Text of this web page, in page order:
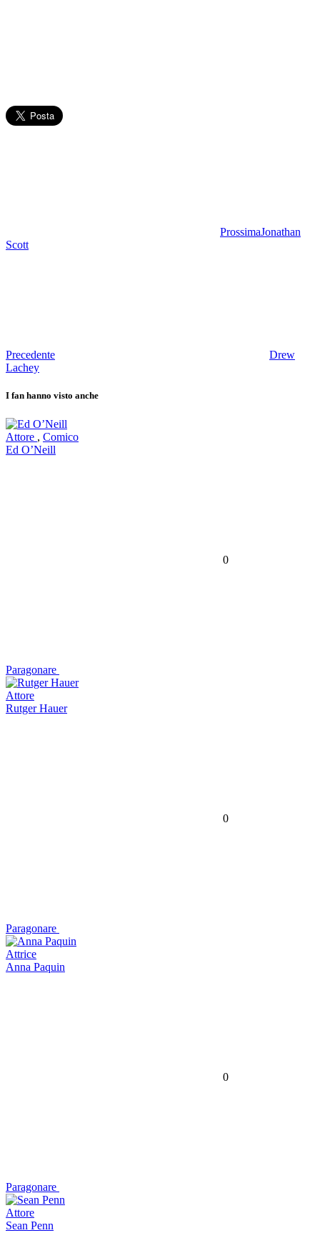
ProssimaJonathan
Scott
Precedente
Drew
Lachey
I fan hanno visto anche
Attore , Comico
Ed O’Neill
0
Paragonare
Attore
Rutger Hauer
0
Paragonare
Attrice
Anna Paquin
0
Paragonare
Attore
Sean Penn